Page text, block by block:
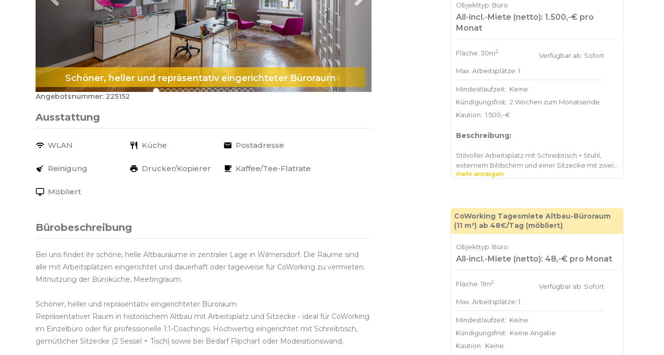
Schöner, heller und repräsentativ eingerichteter Büroraum
Angebotsnummer: 225152
Ausstattung
WLAN Küche Postadresse
Reinigung Drucker/Kopierer Kaffee/Tee-Flatrate
Möbliert
Bürobeschreibung
Bei uns findet ihr schöne, helle Altbauräume in zentraler Lage in Wilmersdorf. Die Räume sind
alle mit Arbeitsplätzen eingerichtet und dauerhaft oder tageweise für CoWorking zu vermieten.
Mitnutzung der Büroküche, Meetingraum.
Schöner, heller und repräsentativ eingerichteter Büroraum
Repräsentativer Raum in historischem Altbau mit Arbeitsplatz und Sitzecke - ideal für CoWorking
im Einzelbüro oder für professionelle 1:1-Coachings. Hochwertig eingerichtet mit Schreibtisch,
gemütlicher Sitzecke (2 Sessel + Tisch) sowie bei Bedarf Flipchart oder Moderationswand.
Objekttyp: Büro
All-incl.-Miete (netto): 1.500,-€ pro
Monat
Fläche: 30m2
Max. Arbeitsplätze: 1
Verfügbar ab: Sofort
Mindestlaufzeit: Keine
Kündigungsfrist: 2 Wochen zum Monatsende
Kaution: 1.500,-€
Beschreibung:
Stilvoller Arbeitsplatz mit Schreibtisch + Stuhl,
externem Bildschirm und einer Sitzecke mit zwei
Sesseln und Tischchen. Mitnutzung der Büroküche
mehr anzeigen
CoWorking Tagesmiete Altbau-Büroraum
(11 m²) ab 48€/Tag (möbliert)
Objekttyp: Büro
All-incl.-Miete (netto): 48,-€ pro Monat
Fläche: 11m2
Max. Arbeitsplätze: 1
Verfügbar ab: Sofort
Mindestlaufzeit: Keine
Kündigungsfrist: Keine Angabe
Kaution: Keine